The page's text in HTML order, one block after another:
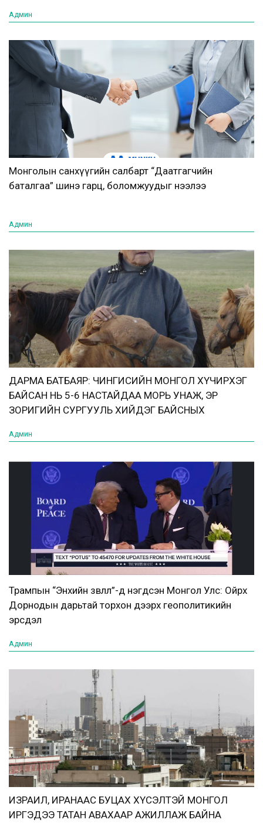
Админ
Монголын санхүүгийн салбарт “Даатгагчийн
баталгаа” шинэ гарц, боломжуудыг нээлээ
Админ
ДАРМА БАТБАЯР: ЧИНГИСИЙН МОНГОЛ ХҮЧИРХЭГ
БАЙСАН НЬ 5-6 НАСТАЙДАА МОРЬ УНАЖ, ЭР
ЗОРИГИЙН СУРГУУЛЬ ХИЙДЭГ БАЙСНЫХ
Админ
Трампын “Энхийн зөвлөл”-д нэгдсэн Монгол Улс: Ойрх
Дорнодын дарьтай торхон дээрх геополитикийн
эрсдэл
Админ
ИЗРАИЛ, ИРАНААС БУЦАХ ХҮСЭЛТЭЙ МОНГОЛ
ИРГЭДЭЭ ТАТАН АВАХААР АЖИЛЛАЖ БАЙНА